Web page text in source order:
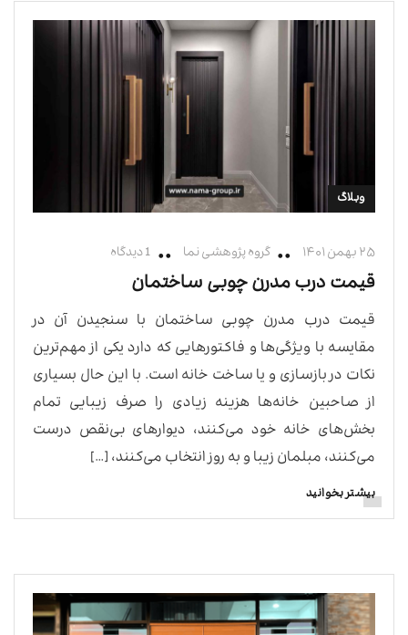
وبلاگ
۲۵ بهمن ۱۴۰۱ گروه پژوهشی نما 1 دیدگاه
قیمت درب مدرن چوبی ساختمان
قیمت درب مدرن چوبی ساختمان با سنجیدن آن در
مقایسه با ویژگی‌ها و فاکتورهایی که دارد یکی از مهم‌ترین
نکات در بازسازی و یا ساخت خانه است. با این حال بسیاری
از صاحبین خانه‌ها هزینه زیادی را صرف زیبایی تمام
بخش‌های خانه خود می‌کنند، دیوارهای بی‌نقص درست
می‌کنند، مبلمان زیبا و به روز انتخاب می‌کنند، […]
بیشتر بخوانید